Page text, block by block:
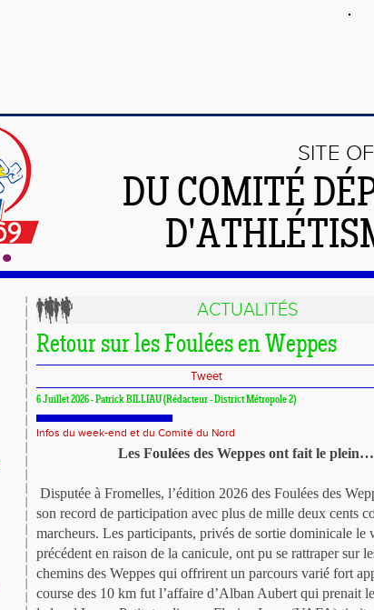
SITE
DU COMITÉ
ACTUALITÉS
Retour sur les Foulées en Weppes
Tweet
6 Juillet 2026 - Patrick BILLIAU (Rédacteur - District Métropole 2)
Infos du week-end et du Comité du Nord
Les Foulées des Weppes ont fait le
Disputée à Fromelles, l’édition 2026 des Foulées des
son record de participation avec plus de mille deux cents
marcheurs. Les participants, privés de sortie dominicale le
précédent en raison de la canicule, ont pu se rattraper sur
chemins des Weppes qui offrirent un parcours varié fort
course des 10 km fut l’affaire d’Alban Aubert qui prenait